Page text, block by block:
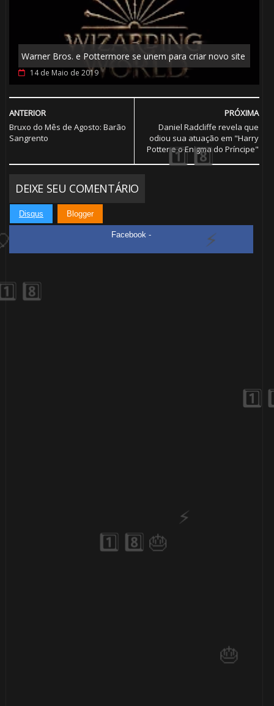
Warner Bros. e Pottermore se unem para criar novo site
14 de Maio de 2019
PRÓXIMA
Daniel Radcliffe revela que
odiou sua atuação em "Harry
Potter e o Enigma do Príncipe"
ANTERIOR
Bruxo do Mês de Agosto: Barão
Sangrento
DEIXE SEU COMENTÁRIO
Disqus Blogger
Facebook -
🎂
🎈
1️⃣ 8️⃣